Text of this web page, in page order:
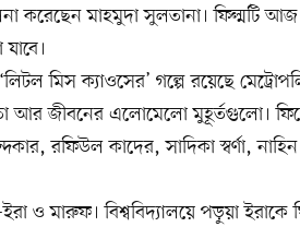
করেছেন মাহমুদা সুলতানা। ফিল্মটি
‘লিটল মিস ক্যাওসের’ গল্পে রয়েছে
আর জীবনের এলোমেলো মুহূর্তগুলো।
রফিউল কাদের, সাদিকা স্বর্ণা,
ও মারুফ। বিশ্ববিদ্যালয়ে পড়ুয়া ইরাকে